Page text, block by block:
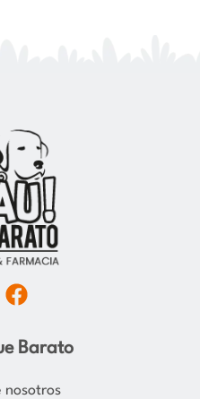
F
c
e
b
Barato
nosotros